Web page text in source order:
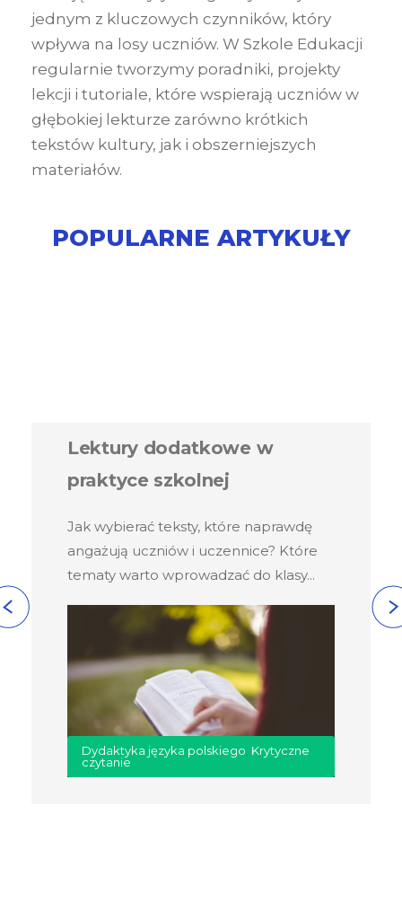
jednym z kluczowych czynników, który
wpływa na losy uczniów. W Szkole Edukacji
regularnie tworzymy poradniki, projekty
lekcji i tutoriale, które wspierają uczniów w
głębokiej lekturze zarówno krótkich
tekstów kultury, jak i obszerniejszych
materiałów.
POPULARNE ARTYKUŁY
Dydaktyka języka polskiego Krytyczne
czytanie
Lektury dodatkowe w
praktyce szkolnej
Jak wybierać teksty, które naprawdę
angażują uczniów i uczennice? Które
tematy warto wprowadzać do klasy...